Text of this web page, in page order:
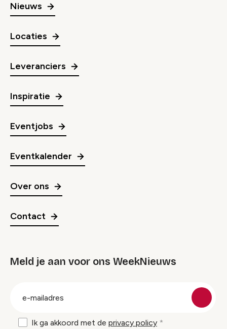
Nieuws
Locaties
Leveranciers
Inspiratie
Eventjobs
Eventkalender
Over ons
Contact
Meld je aan voor ons WeekNieuws
Ik ga akkoord met de privacy policy